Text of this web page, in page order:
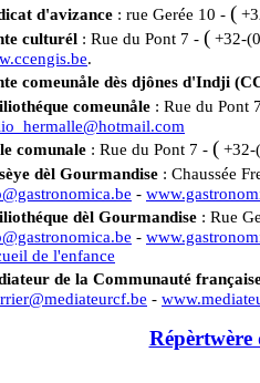
d'avizance : rue Gerée 10 - (
culturél : Rue du Pont 7 - ( +32-
.
comeunåle dès djônes d'Indji
comeunåle : Rue du Pont
comunale : Rue du Pont 7 - ( +32-
dèl Gourmandise : Chaussée
-
dèl Gourmandise : Rue
-
de l'enfance
de la Communauté
-
Répèrtwère